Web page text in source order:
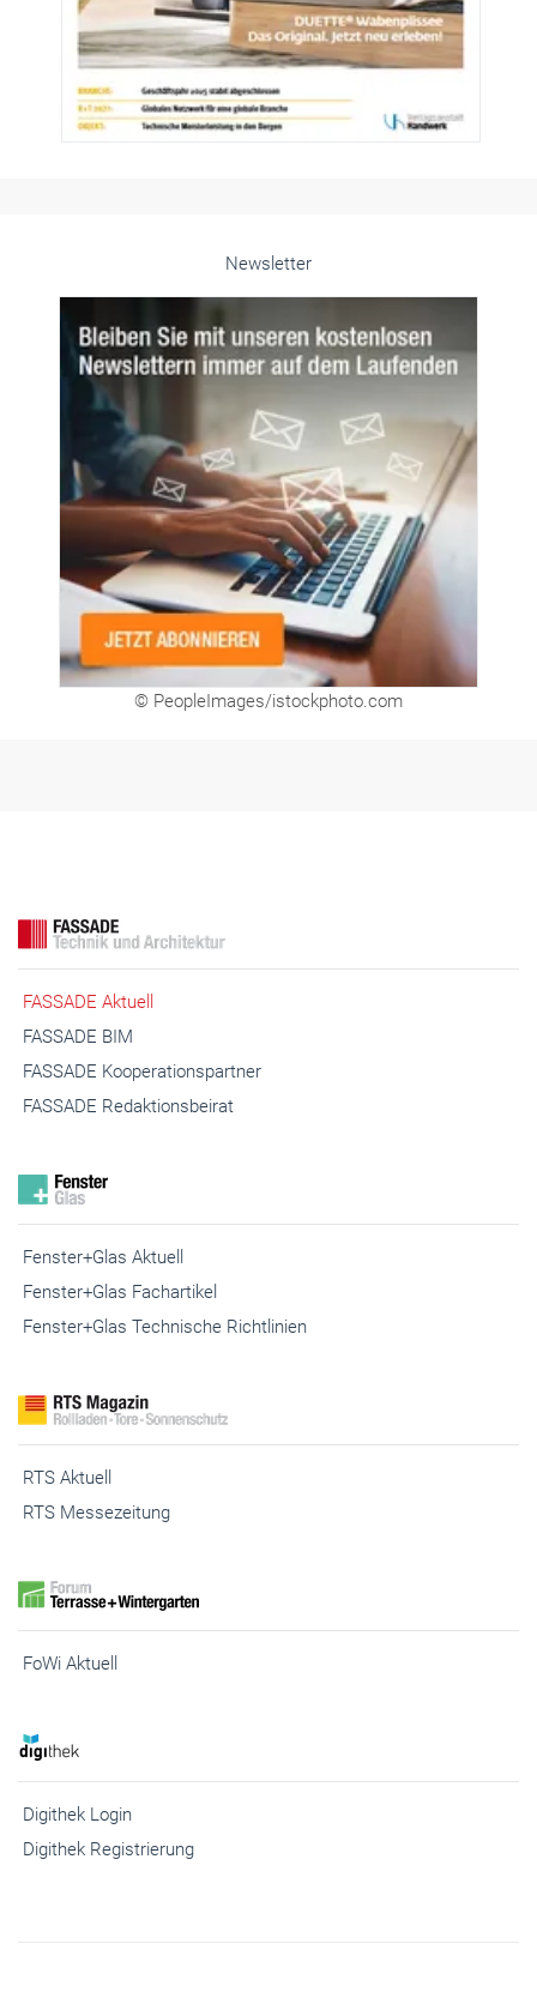
Newsletter
© PeopleImages/istockphoto.com
FASSADE Aktuell
FASSADE BIM
FASSADE Kooperationspartner
FASSADE Redaktionsbeirat
Fenster+Glas Aktuell
Fenster+Glas Fachartikel
Fenster+Glas Technische Richtlinien
RTS Aktuell
RTS Messezeitung
FoWi Aktuell
Digithek Login
Digithek Registrierung